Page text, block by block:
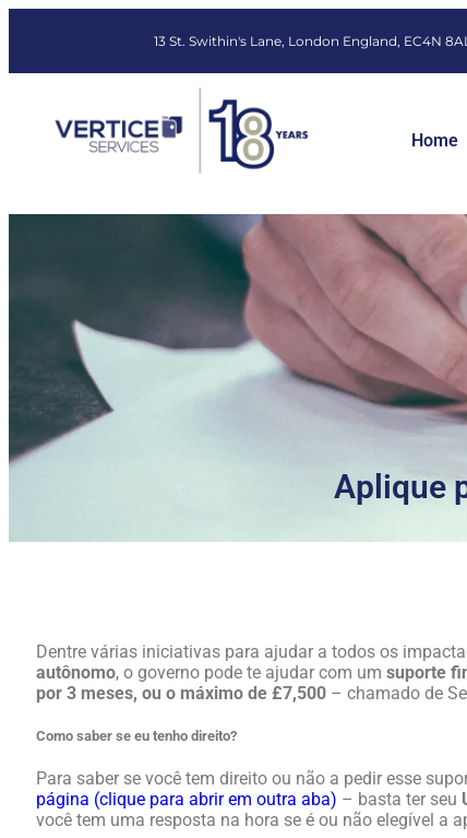
13 St. Swithin's Lane, London England, EC4N
Home
Aplique
Dentre várias iniciativas para ajudar a todos os
autônomo, o governo pode te ajudar com um suporte
por 3 meses, ou o máximo de £7,500 – chamado de
Como saber se eu tenho direito?
Para saber se você tem direito ou não a pedir esse
página (clique para abrir em outra aba) – basta ter seu
você tem uma resposta na hora se é ou não elegível a